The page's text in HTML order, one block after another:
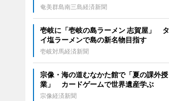
奄美群島南三島経済新聞
壱岐に「壱岐の島ラーメン 志賀屋」 タ
イ塩ラーメンで島の新名物目指す
壱岐対馬経済新聞
宗像・海の道むなかた館で「夏の課外授
業」 カードゲームで世界遺産学ぶ
宗像経済新聞